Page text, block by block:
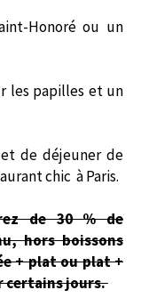
Honoré ou un
les papilles et un
de déjeuner de
chic à Paris.
de 30 % de
hors boissons
+ plat ou plat +
certains jours.